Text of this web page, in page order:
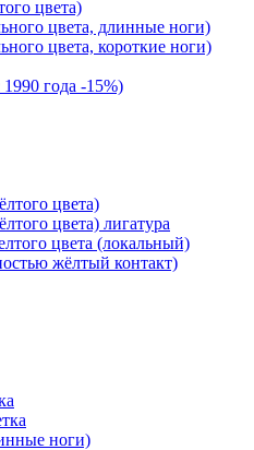
цвета)
цвета, длинные ноги)
цвета, короткие ноги)
года -15%)
цвета)
цвета) лигатура
цвета (локальный)
жёлтый контакт)
ноги)